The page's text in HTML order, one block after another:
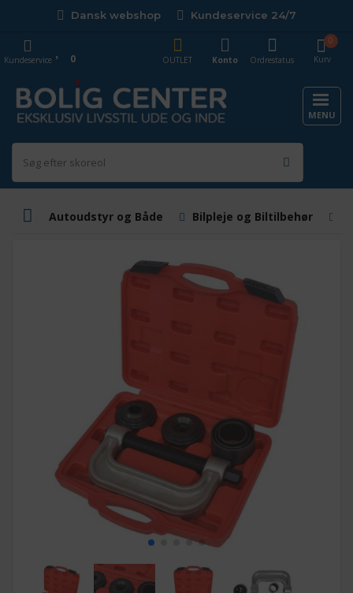
Dansk webshop Kundeservice 24/7
Kurv
0
OUTLET
Konto Ordrestatus
Kundeservice 0
MENU
Autoudstyr og Både Bilpleje og Biltilbehør